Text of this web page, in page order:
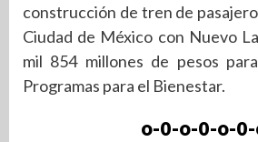
construcción de tren de
Ciudad de México con Nuevo
mil 854 millones de pesos
Programas para el Bienestar.
o-0-o-0-o-